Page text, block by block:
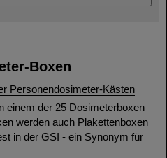
Boxen
Personendosimeter-Kästen
einem der 25 Dosimeterboxen
werden auch Plakettenboxen
in der GSI - ein Synonym für